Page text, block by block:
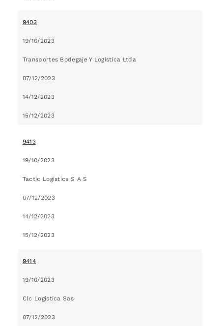
9403
19/10/2023
Transportes Bodegaje Y Logistica Ltda
07/12/2023
14/12/2023
15/12/2023
9413
19/10/2023
Tactic Logistics S A S
07/12/2023
14/12/2023
15/12/2023
9414
19/10/2023
Clc Logistica Sas
07/12/2023